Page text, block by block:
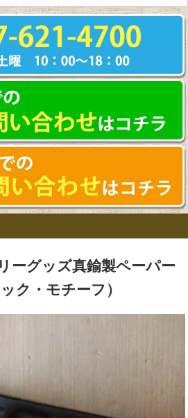
ーグッズ真鍮製ペーパー
ク・モチーフ）